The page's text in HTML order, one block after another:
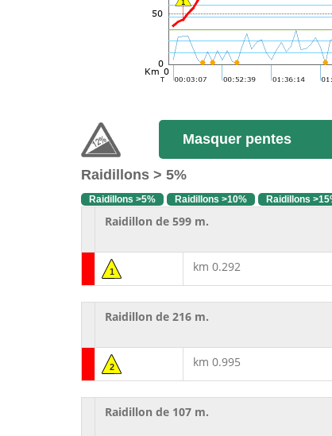
Masquer pentes
Raidillons > 5%
Raidillons >5% Raidillons >10% Raidillons
Raidillon de 599 m.
1 km 0.292
Raidillon de 216 m.
2 km 0.995
Raidillon de 107 m.